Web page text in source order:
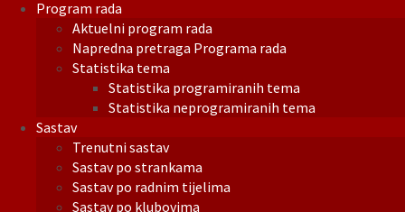
Program rada
Aktuelni program rada
Napredna pretraga Programa rada
Statistika tema
Statistika programiranih tema
Statistika neprogramiranih tema
Sastav
Trenutni sastav
Sastav po strankama
Sastav po radnim tijelima
Sastav po klubovima